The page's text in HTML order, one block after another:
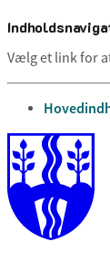
Vælg et link for
gå til